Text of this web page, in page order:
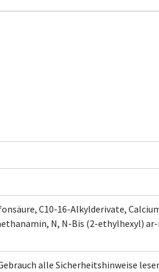
C10-16-Alkylderivate,
N, N-Bis (2-ethylhexyl)
alle Sicherheitshinweise